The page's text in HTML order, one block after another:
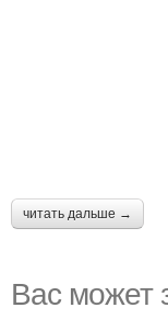
читать дальше →
Вас может